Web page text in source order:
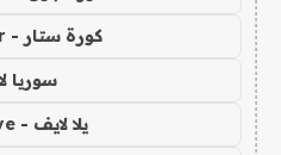
كورة ستار - kora star
سوريا
يلا لايف - yalla live